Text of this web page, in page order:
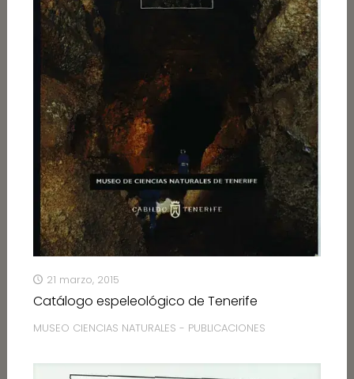
21 marzo, 2015
Catálogo espeleológico de Tenerife
MUSEO CIENCIAS NATURALES - PUBLICACIONES